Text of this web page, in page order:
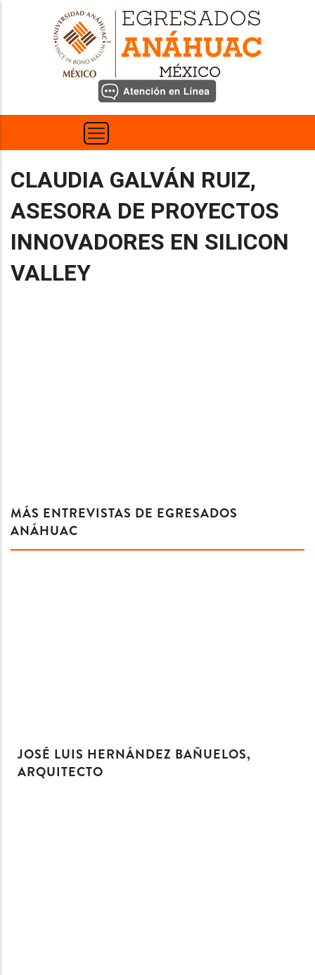
CLAUDIA GALVÁN RUIZ,
ASESORA DE PROYECTOS
INNOVADORES EN SILICON
VALLEY
MÁS ENTREVISTAS DE EGRESADOS
ANÁHUAC
JOSÉ LUIS HERNÁNDEZ BAÑUELOS,
ARQUITECTO